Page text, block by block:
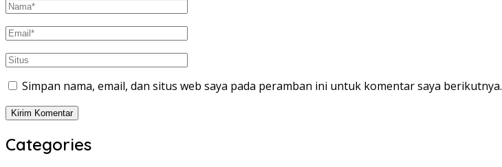
Simpan nama, email, dan situs web saya pada peramban ini untuk komentar saya berikutnya.
Categories